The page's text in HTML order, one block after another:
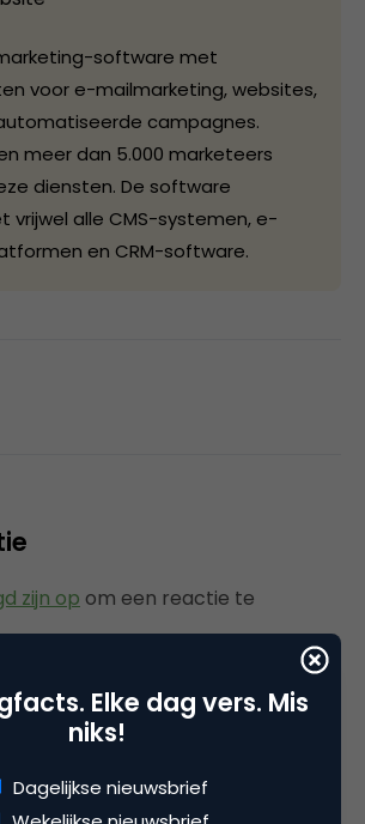
software met
voor e-mailmarketing, websites,
campagnes.
meer dan 5.000 marketeers
diensten. De software
vrijwel alle CMS-systemen, e-
en CRM-software.
zijn op om een reactie te
Elke dag vers. Mis
niks!
Dagelijkse nieuwsbrief